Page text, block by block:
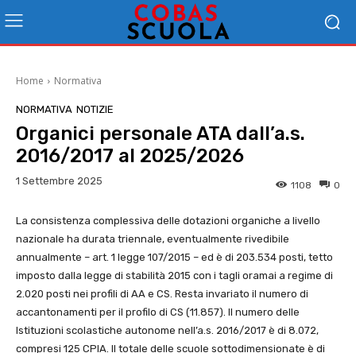
Home Normativa
NORMATIVA NOTIZIE
Organici personale ATA dall’a.s.
2016/2017 al 2025/2026
1 Settembre 2025 0
1108
La consistenza complessiva delle dotazioni organiche a livello
nazionale ha durata triennale, eventualmente rivedibile
annualmente – art. 1 legge 107/2015 – ed è di 203.534 posti, tetto
imposto dalla legge di stabilità 2015 con i tagli oramai a regime di
2.020 posti nei profili di AA e CS. Resta invariato il numero di
accantonamenti per il profilo di CS (11.857). Il numero delle
Istituzioni scolastiche autonome nell’a.s. 2016/2017 è di 8.072,
compresi 125 CPIA. Il totale delle scuole sottodimensionate è di